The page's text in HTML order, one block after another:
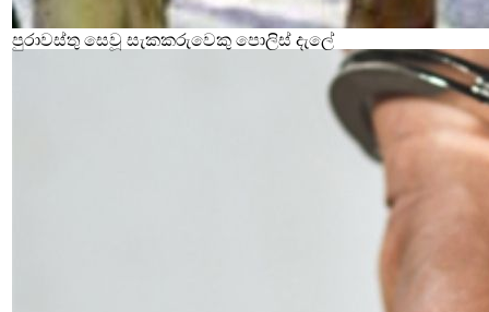
පුරාවස්තු සෙවූ සැකකරුවෙකු පොලිස් දැලේ